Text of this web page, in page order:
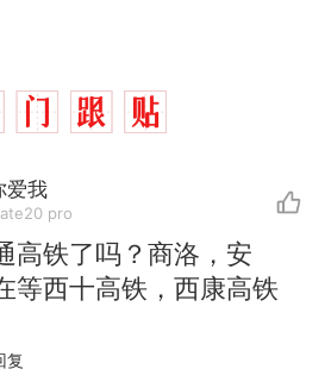
爱我
pro
高铁了吗？商洛，安
等西十高铁，西康高铁
复作废，公平么？